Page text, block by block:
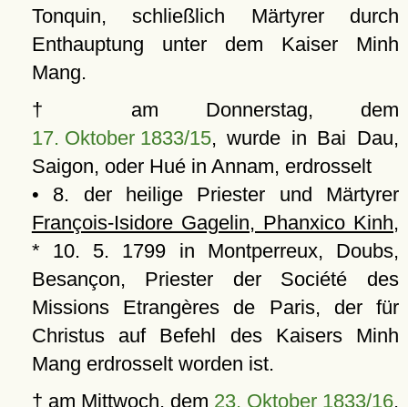
Tonquin, schließlich Märtyrer durch
Enthauptung unter dem Kaiser Minh
Mang.
† am Donnerstag, dem
17. Oktober 1833/15, wurde in Bai Dau,
Saigon, oder Hué in Annam, erdrosselt
• 8. der heilige Priester und Märtyrer
François-Isidore Gagelin, Phanxico Kinh,
* 10. 5. 1799 in Montperreux, Doubs,
Besançon, Priester der Société des
Missions Etrangères de Paris, der für
Christus auf Befehl des Kaisers Minh
Mang erdrosselt worden ist.
† am Mittwoch, dem 23. Oktober 1833/16,